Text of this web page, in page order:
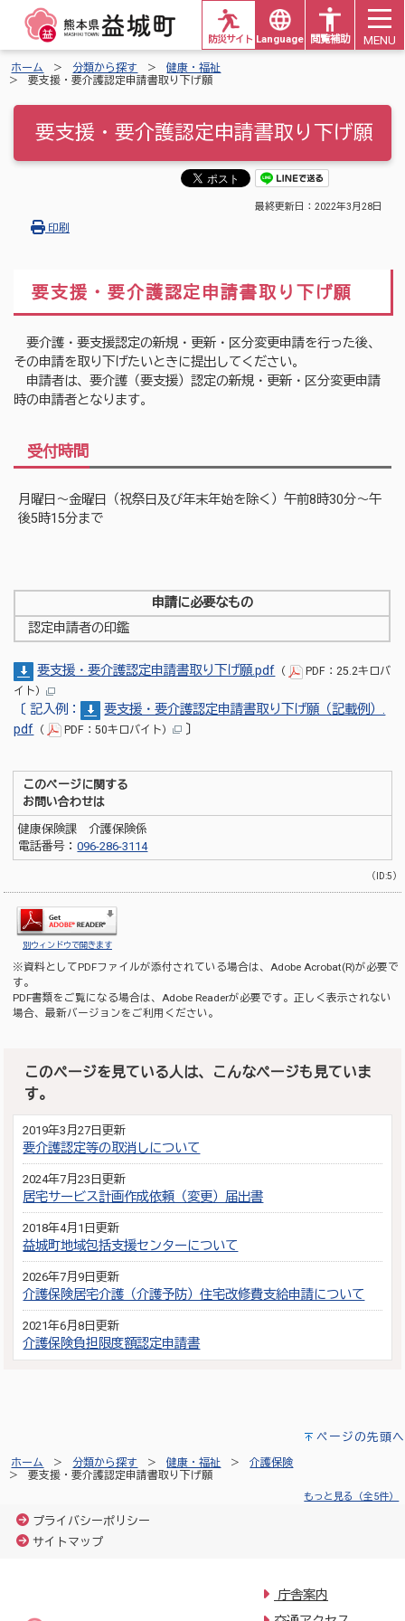
Languages 閲覧補助
防災サイト MENU
ホーム 分類から探す
健康・福祉
要支援・要介護認定申請書取り下げ願
要支援・要介護認定申請書取り下げ願
最終更新日： 2022年3月28日
印刷
要支援・要介護認定申請書取り下げ願
要介護・要支援認定の新規・更新・区分変更申請を行った後、
その申請を取り下げたいときに提出してください。
申請者は、要介護（要支援）認定の新規・更新・区分変更申請
時の申請者となります。
受付時間
月曜日～金曜日（祝祭日及び年末年始を除く）午前8時30分～午
後5時15分まで
申請に必要なもの
認定申請者の印鑑
要支援・要介護認定申請書取り下げ願.pdf （
PDF：25.2キロバ
イト）
〔記入例：
要支援・要介護認定申請書取り下げ願（記載例）.
pdf （ PDF：50キロバイト） 〕
このページに関する
お問い合わせは
健康保険課 介護保険係
電話番号：096-286-3114
（ID:5）
別ウィンドウで開きます
※資料としてPDFファイルが添付されている場合は、 Adobe Acrobat(R)が必要で
す。
PDF書類をご覧になる場合は、 Adobe Readerが必要です。正しく表示されない
場合、最新バージョンをご利用ください。
このページを見ている人は、こんなページも見ていま
す。
2019年3月27日更新
要介護認定等の取消しについて
2024年7月23日更新
居宅サービス計画作成依頼（変更）届出書
2018年4月1日更新
益城町地域包括支援センターについて
2026年7月9日更新
介護保険居宅介護（介護予防）住宅改修費支給申請について
2021年6月8日更新
介護保険負担限度額認定申請書
ページの先頭へ
ホーム 分類から探す 健康・福祉
介護保険
要支援・要介護認定申請書取り下げ願
もっと見る（全5件）
プライバシーポリシー
サイトマップ
庁舎案内